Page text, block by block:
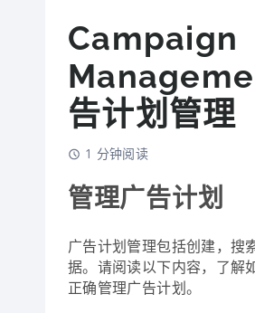
Campaign
告计划管理
1 分钟阅读
管理广告计划
广告计划管理包括创建，搜
据。请阅读以下内容，了解
正确管理广告计划。